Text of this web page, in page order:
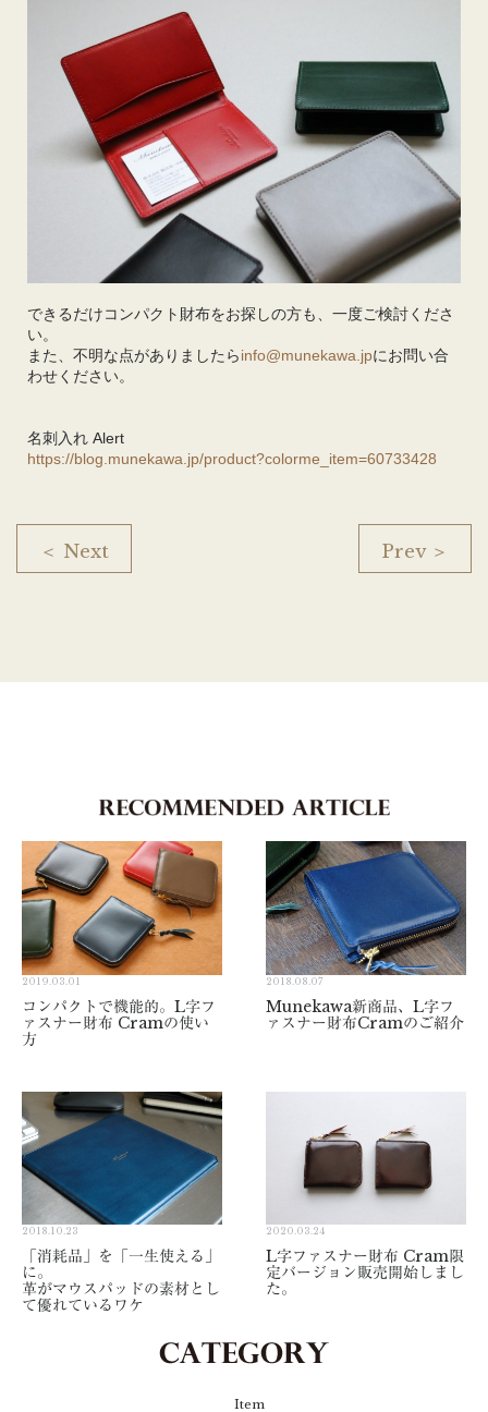
できるだけコンパクト財布をお探しの方も、一度ご検討くださ
い。
また、不明な点がありましたらinfo@munekawa.jpにお問い合
わせください。
名刺入れ Alert
https://blog.munekawa.jp/product?colorme_item=60733428
＜ Next Prev ＞
2019.03.01
コンパクトで機能的。L字フ
ァスナー財布 Cramの使い
方
2018.08.07
Munekawa新商品、L字フ
ァスナー財布Cramのご紹介
2018.10.23
「消耗品」を「一生使える」
に。
革がマウスパッドの素材とし
て優れているワケ
2020.03.24
L字ファスナー財布 Cram限
定バージョン販売開始しまし
た。
Item